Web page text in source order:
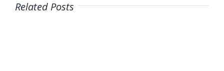
Related Posts